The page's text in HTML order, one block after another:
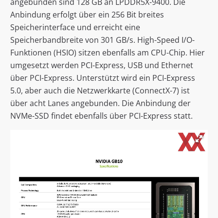
Anbindung erfolgt über ein 256 Bit breites
Speicherinterface und erreicht eine
Speicherbandbreite von 301 GB/s. High-Speed I/O-
Funktionen (HSIO) sitzen ebenfalls am CPU-Chip. Hier
umgesetzt werden PCI-Express, USB und Ethernet
über PCI-Express. Unterstützt wird ein PCI-Express
5.0, aber auch die Netzwerkkarte (ConnectX-7) ist
über acht Lanes angebunden. Die Anbindung der
NVMe-SSD findet ebenfalls über PCI-Express statt.